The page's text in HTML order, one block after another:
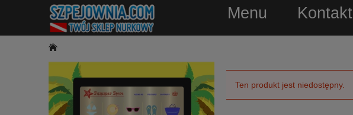
Menu Kontakt
Ten produkt jest niedostępny.